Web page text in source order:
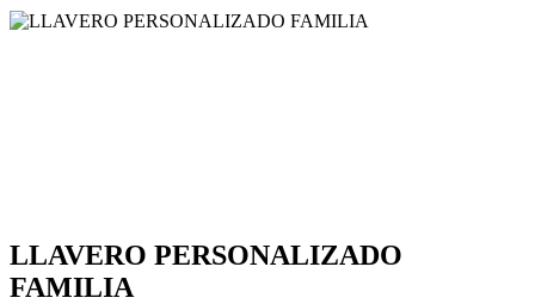
LLAVERO PERSONALIZADO
FAMILIA